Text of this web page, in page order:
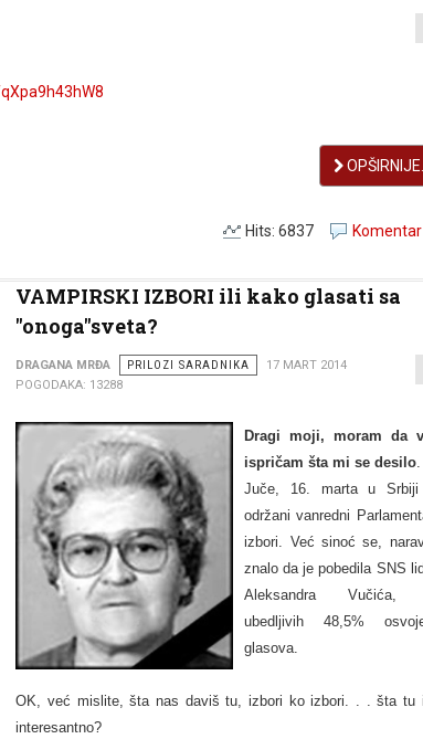
Hits: 6837
VAMPIRSKI IZBORI ili kako glasati sa
"onoga"sveta?
DRAGANA MRĐA PRILOZI SARADNIKA
17 MART 2014
POGODAKA: 13288
Dragi moji, moram da
ispričam šta mi se desilo
Juče, 16. marta u
održani vanredni
izbori. Već sinoć se,
znalo da je pobedila S NS
Aleksandra Vučića,
ubedljivih 48,5%
glasova.
OK, već mislite, šta nas daviš tu, izbori ko izbori. . . šta tu
interesantno?